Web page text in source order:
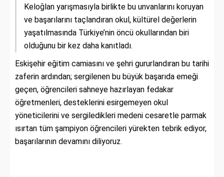
Keloğlan yarışmasıyla birlikte bu unvanlarını koruyan
ve başarılarını taçlandıran okul, kültürel değerlerin
yaşatılmasında Türkiye’nin öncü okullarından biri
olduğunu bir kez daha kanıtladı.
Eskişehir eğitim camiasını ve şehri gururlandıran bu tarihi
zaferin ardından; sergilenen bu büyük başarıda emeği
geçen, öğrencileri sahneye hazırlayan fedakar
öğretmenleri, desteklerini esirgemeyen okul
yöneticilerini ve sergiledikleri medeni cesaretle parmak
ısırtan tüm şampiyon öğrencileri yürekten tebrik ediyor,
başarılarının devamını diliyoruz.